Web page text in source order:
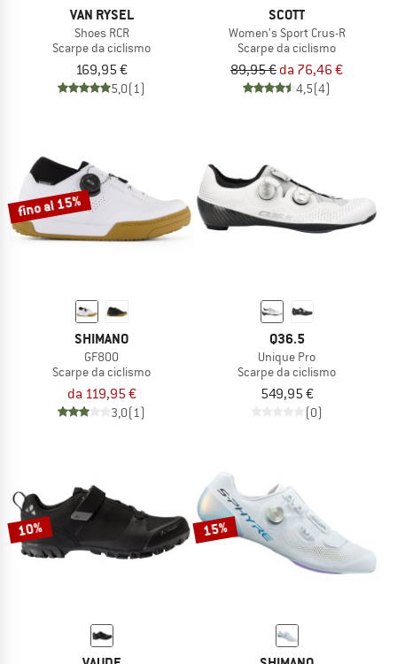
VAN RYSEL
Shoes RCR
Scarpe da ciclismo
169,95 €
5,0(1)
SCOTT
Women's Sport Crus-R
Scarpe da ciclismo
89,95 € da 76,46 €
4,5(4)
fino al 15%
SHIMANO
GF800
Scarpe da ciclismo
da 119,95 €
3,0(1)
Q36.5
Unique Pro
Scarpe da ciclismo
549,95 €
(0)
10% 15%